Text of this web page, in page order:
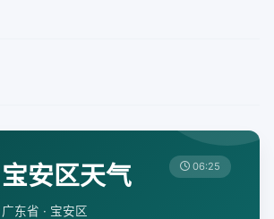
宝安区天气
广东省 · 宝安区
06:25